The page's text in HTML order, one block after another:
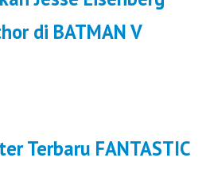
di BATMAN V
Terbaru FANTASTIC